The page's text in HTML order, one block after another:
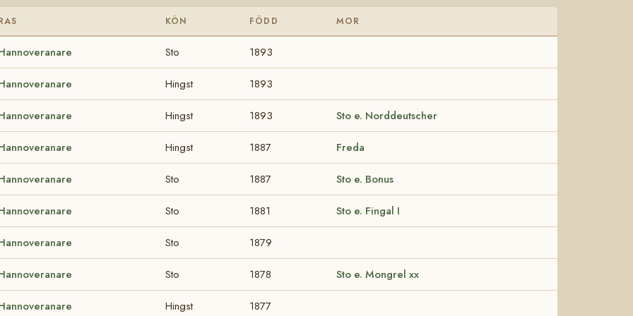
KÖN FÖDD MOR
Sto 1893
Hingst 1893
Hingst 1893 Sto e. Norddeutscher
Hingst 1887 Freda
Sto 1887 Sto e. Bonus
Sto 1881 Sto e. Fingal I
Sto 1879
Sto 1878 Sto e. Mongrel xx
Hingst 1877